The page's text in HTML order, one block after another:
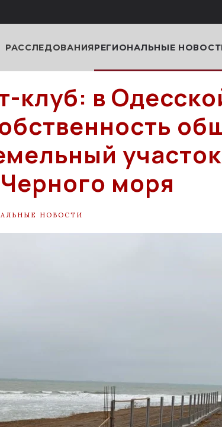
РАССЛЕДОВАНИЯРЕГИОНАЛЬНЫЕ
клуб: в
моря
НОВОСТИ